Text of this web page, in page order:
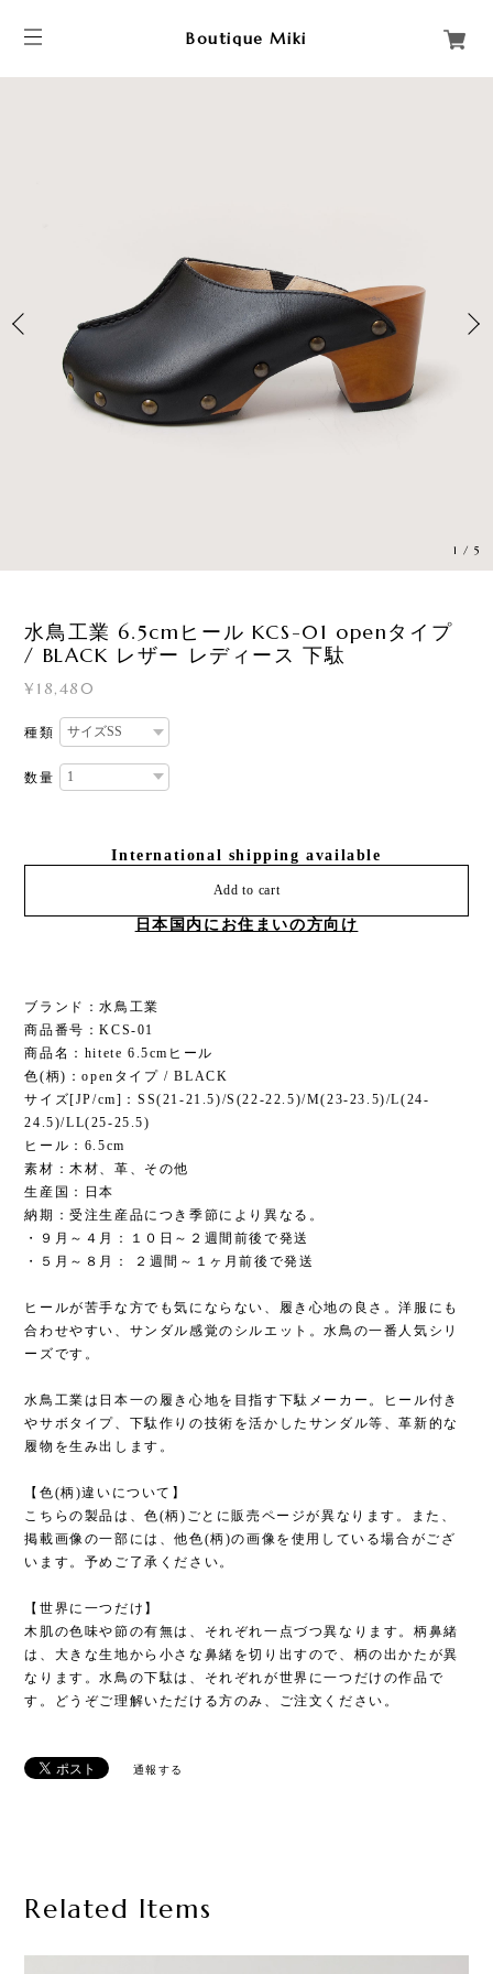
Boutique Miki
1 /5
水鳥工業 6.5cmヒール KCS-01 openタイプ
/ BLACK レザー レディース 下駄
¥18,480
種類
数量
International shipping available
Add to cart
日本国内にお住まいの方向け
ブランド：水鳥工業
商品番号：KCS-01
商品名：hitete 6.5cmヒール
色(柄)：openタイプ / BLACK
サイズ[JP/cm]：SS(21-21.5)/S(22-22.5)/M(23-23.5)/L(24-
24.5)/LL(25-25.5)
ヒール：6.5cm
素材：木材、革、その他
生産国：日本
納期：受注生産品につき季節により異なる。
・９月～４月：１０日～２週間前後で発送
・５月～８月： ２週間～１ヶ月前後で発送
ヒールが苦手な方でも気にならない、履き心地の良さ。洋服にも
合わせやすい、サンダル感覚のシルエット。水鳥の一番人気シリ
ーズです。
水鳥工業は日本一の履き心地を目指す下駄メーカー。ヒール付き
やサボタイプ、下駄作りの技術を活かしたサンダル等、革新的な
履物を生み出します。
【色(柄)違いについて】
こちらの製品は、色(柄)ごとに販売ページが異なります。また、
掲載画像の一部には、他色(柄)の画像を使用している場合がござ
います。予めご了承ください。
【世界に一つだけ】
木肌の色味や節の有無は、それぞれ一点づつ異なります。柄鼻緒
は、大きな生地から小さな鼻緒を切り出すので、柄の出かたが異
なります。水鳥の下駄は、それぞれが世界に一つだけの作品で
す。どうぞご理解いただける方のみ、ご注文ください。
通報する
Related Items